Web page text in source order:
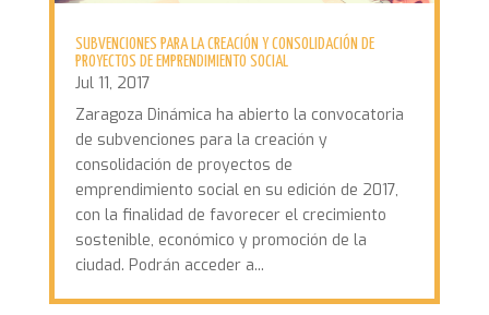
SUBVENCIONES PARA LA CREACIÓN Y CONSOLIDACIÓN DE
PROYECTOS DE EMPRENDIMIENTO SOCIAL
Jul 11, 2017
Zaragoza Dinámica ha abierto la convocatoria
de subvenciones para la creación y
consolidación de proyectos de
emprendimiento social en su edición de 2017,
con la finalidad de favorecer el crecimiento
sostenible, económico y promoción de la
ciudad. Podrán acceder a...